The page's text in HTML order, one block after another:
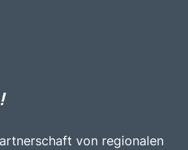
von regionalen